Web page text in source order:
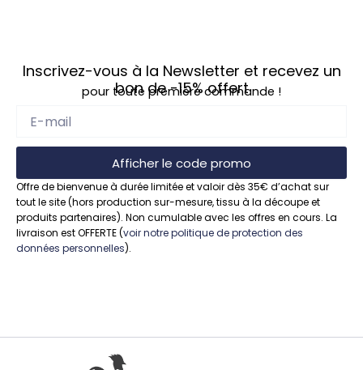
Inscrivez-vous à la Newsletter et recevez un
bon de -15% offert
pour toute première commande !
Afficher le code promo
Offre de bienvenue à durée limitée et valoir dès 35€ d’achat sur
tout le site (hors production sur-mesure, tissu à la découpe et
produits partenaires). Non cumulable avec les offres en cours. La
livraison est OFFERTE (voir notre politique de protection des
données personnelles).